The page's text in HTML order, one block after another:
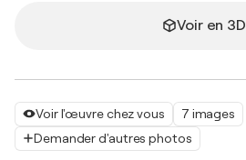
Voir l'œuvre chez vous
7 images
Demander d'autres photos
Voir en 3D